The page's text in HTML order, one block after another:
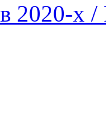
2020-х /